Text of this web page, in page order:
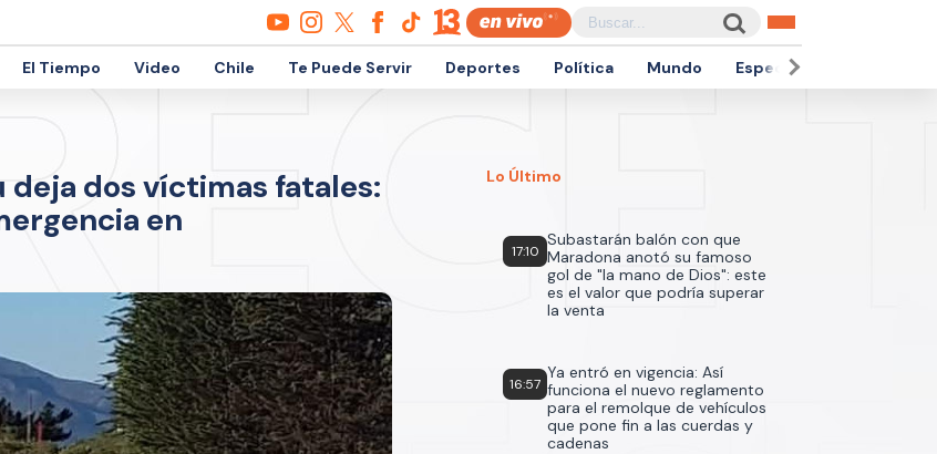
El Tiempo Video Chile Te Puede Servir Deportes Política Mundo Espectáculos
dos víctimas fatales:
en
Lo Último
17:10
Subastarán balón con que
Maradona anotó su famoso
gol de "la mano de Dios": este
es el valor que podría superar
la venta
16:57
Ya entró en vigencia: Así
funciona el nuevo reglamento
para el remolque de vehículos
que pone fin a las cuerdas y
cadenas